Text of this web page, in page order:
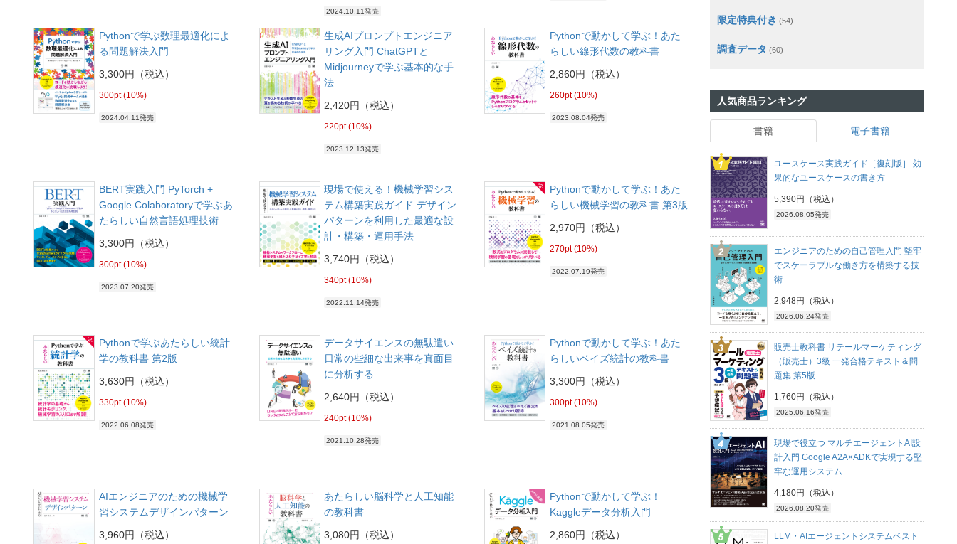
2024.10.11発売
Pythonで学ぶ数理最適化によ
る問題解決入門
3,300円（税込）
300pt (10%)
2024.04.11発売
生成AIプロンプトエンジニア
リング入門 ChatGPTと
Midjourneyで学ぶ基本的な手
法
2,420円（税込）
220pt (10%)
2023.12.13発売
Pythonで動かして学ぶ！あた
らしい線形代数の教科書
2,860円（税込）
260pt (10%)
2023.08.04発売
BERT実践入門 PyTorch +
Google Colaboratoryで学ぶあ
たらしい自然言語処理技術
3,300円（税込）
300pt (10%)
2023.07.20発売
現場で使える！機械学習シス
テム構築実践ガイド デザイン
パターンを利用した最適な設
計・構築・運用手法
3,740円（税込）
340pt (10%)
2022.11.14発売
Pythonで動かして学ぶ！あた
らしい機械学習の教科書 第3版
2,970円（税込）
270pt (10%)
2022.07.19発売
Pythonで学ぶあたらしい統計
学の教科書 第2版
3,630円（税込）
330pt (10%)
2022.06.08発売
データサイエンスの無駄遣い
日常の些細な出来事を真面目
に分析する
2,640円（税込）
240pt (10%)
2021.10.28発売
Pythonで動かして学ぶ！あた
らしいベイズ統計の教科書
3,300円（税込）
300pt (10%)
2021.08.05発売
AIエンジニアのための機械学
習システムデザインパターン
3,960円（税込）
あたらしい脳科学と人工知能
の教科書
3,080円（税込）
Pythonで動かして学ぶ！
Kaggleデータ分析入門
2,860円（税込）
限定特典付き (54)
調査データ (60)
人気商品ランキング
書籍 電子書籍
ユースケース実践ガイド［復刻版］ 効
果的なユースケースの書き方
5,390円（税込）
2026.08.05発売
エンジニアのための自己管理入門 堅牢
でスケーラブルな働き方を構築する技
術
2,948円（税込）
2026.06.24発売
販売士教科書 リテールマーケティング
（販売士）3級 一発合格テキスト＆問
題集 第5版
1,760円（税込）
2025.06.16発売
現場で役立つ マルチエージェントAI設
計入門 Google A2A×ADKで実現する堅
牢な運用システム
4,180円（税込）
2026.08.20発売
LLM・AIエージェントシステムベスト